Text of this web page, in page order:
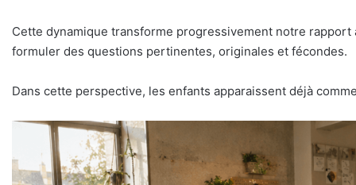
Cette dynamique transforme progressivement notre rapport
formuler des questions pertinentes, originales et fécondes.
Dans cette perspective, les enfants apparaissent déjà